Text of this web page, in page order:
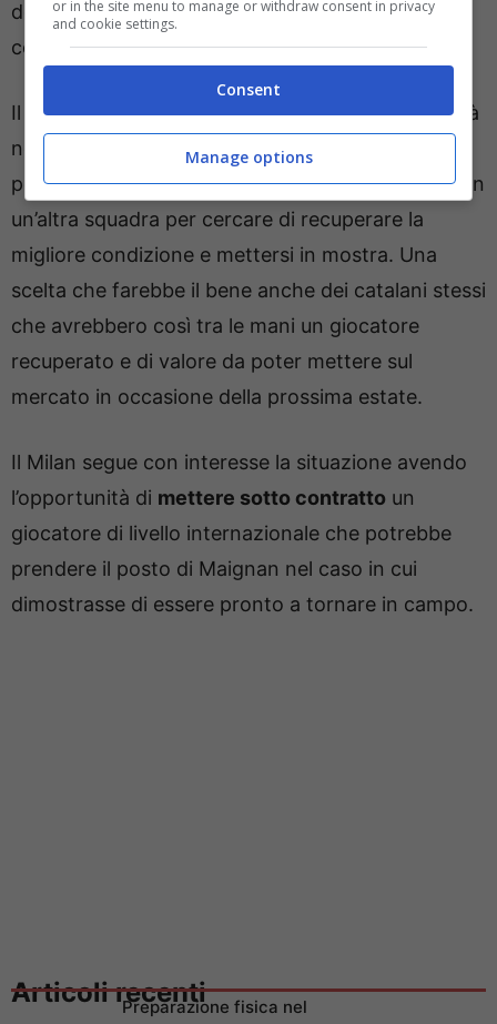
dovesse dimostrare di aver recuperato a pieno la
condizione fisica.
Il contratto di ter Stegen con il Barcellonascadrà
nel giugno del 2028 con il portiere tedesco che
potrebbe vivere la seconda parte di campionato in
un’altra squadra per cercare di recuperare la
migliore condizione e mettersi in mostra. Una
scelta che farebbe il bene anche dei catalani stessi
che avrebbero così tra le mani un giocatore
recuperato e di valore da poter mettere sul
mercato in occasione della prossima estate.
Il Milan segue con interesse la situazione avendo
l’opportunità di mettere sotto contratto un
giocatore di livello internazionale che potrebbe
prendere il posto di Maignan nel caso in cui
dimostrasse di essere pronto a tornare in campo.
Articoli recentiPreparazione fisica nel
or in the site menu to manage or withdraw consent in privacy
and cookie settings.
Consent
Manage options